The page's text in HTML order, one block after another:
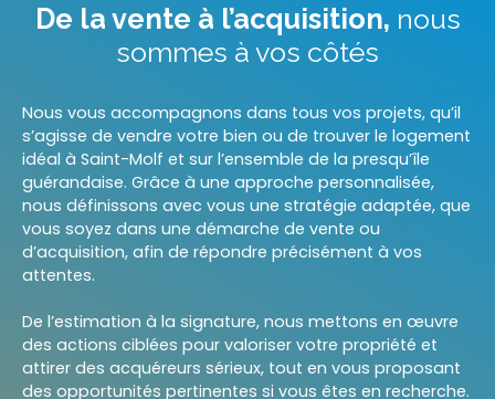
De la vente à l’acquisition, nous
sommes à vos côtés
Nous vous accompagnons dans tous vos projets, qu’il
s’agisse de vendre votre bien ou de trouver le logement
idéal à Saint-Molf et sur l’ensemble de la presqu’île
guérandaise. Grâce à une approche personnalisée,
nous définissons avec vous une stratégie adaptée, que
vous soyez dans une démarche de vente ou
d’acquisition, afin de répondre précisément à vos
attentes.
De l’estimation à la signature, nous mettons en œuvre
des actions ciblées pour valoriser votre propriété et
attirer des acquéreurs sérieux, tout en vous proposant
des opportunités pertinentes si vous êtes en recherche.